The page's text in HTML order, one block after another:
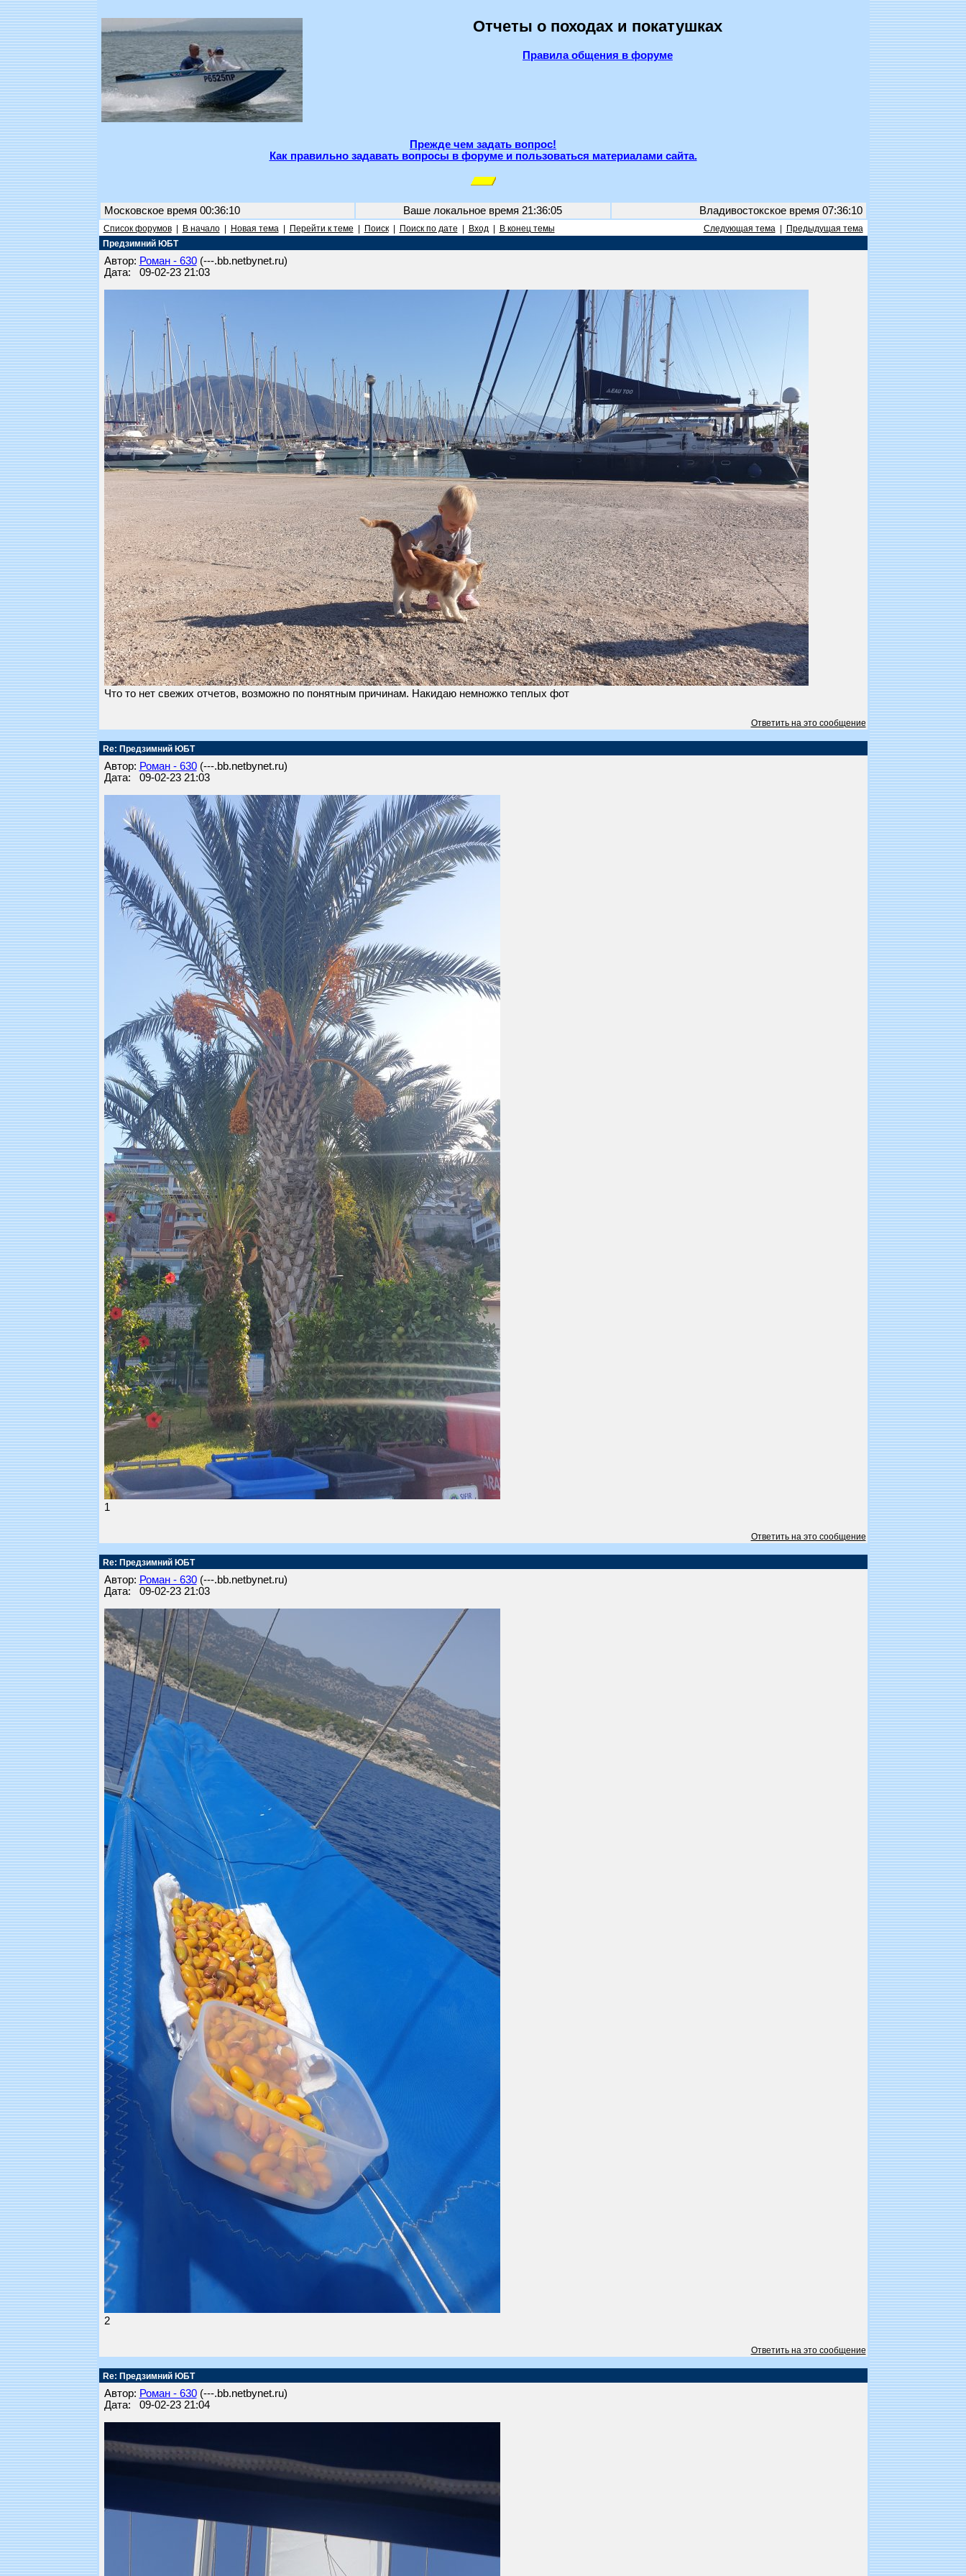
Отчеты о походах и покатушках
Правила общения в форуме
Прежде чем задать вопрос!
Как правильно задавать вопросы в форуме и пользоваться материалами сайта.
Московское время 00:36:10 Ваше локальное время 21:36:05 Владивостокское время 07:36:10
Список форумов| В начало| Новая тема| Перейти к теме Поиск| Поиск по дате Вход| В конец темы Следующая тема|
Предыдущая тема
Предзимний ЮБТ
Автор: Роман - 630(---.bb.netbynet.ru)
Дата: 09-02-23 21:03
Что то нет свежих отчетов, возможно по понятным причинам. Накидаю немножко теплых фот
Ответить на это сообщение
Re: Предзимний ЮБТ
Автор: Роман - 630(---.bb.netbynet.ru)
Дата: 09-02-23 21:03
1
Ответить на это сообщение
Re: Предзимний ЮБТ
Автор: Роман - 630(---.bb.netbynet.ru)
Дата: 09-02-23 21:03
2
Ответить на это сообщение
Re: Предзимний ЮБТ
Автор: Роман - 630(---.bb.netbynet.ru)
Дата: 09-02-23 21:04